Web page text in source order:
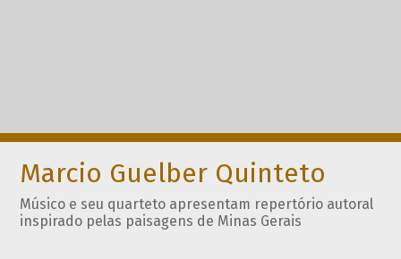
Marcio Guelber Quinteto
Músico e seu quarteto apresentam repertório autoral
inspirado pelas paisagens de Minas Gerais